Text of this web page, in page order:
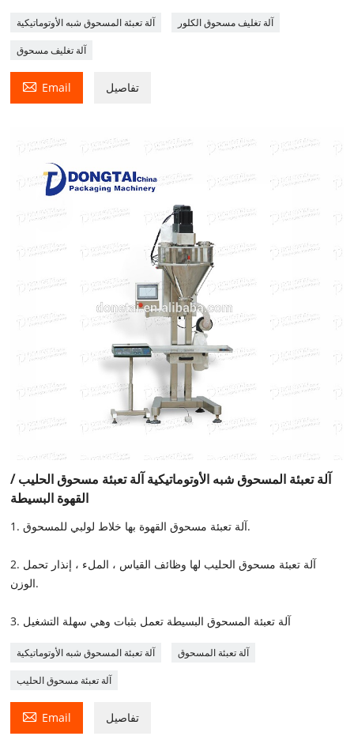
آلة تعبئة المسحوق شبه الأوتوماتيكية آلة تغليف مسحوق الكلور
آلة تغليف مسحوق
 Email تفاصيل
آلة تعبئة المسحوق شبه الأوتوماتيكية آلة تعبئة مسحوق الحليب /
القهوة البسيطة
1. آلة تعبئة مسحوق القهوة بها خلاط لولبي للمسحوق.
2. آلة تعبئة مسحوق الحليب لها وظائف القياس ، الملء ، إنذار تحمل
الوزن.
3. آلة تعبئة المسحوق البسيطة تعمل بثبات وهي سهلة التشغيل
آلة تعبئة المسحوق شبه الأوتوماتيكية آلة تعبئة المسحوق
آلة تعبئة مسحوق الحليب
 Email تفاصيل